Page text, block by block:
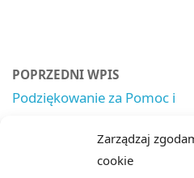
Zarządzaj
cookie
POPRZEDNI WPIS
Podziękowanie za Pomoc i